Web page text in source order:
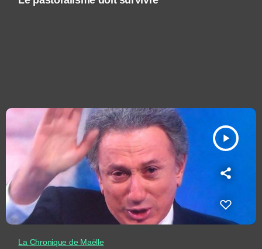
play_arrow
La Chronique de Maëlle